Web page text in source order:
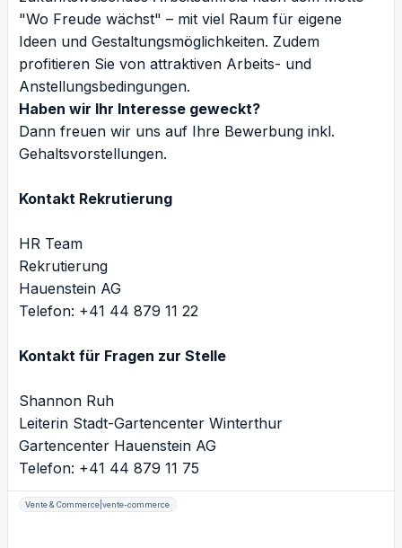
"Wo Freude wächst" – mit viel Raum für eigene
Ideen und Gestaltungsmöglichkeiten. Zudem
profitieren Sie von attraktiven Arbeits- und
Anstellungsbedingungen.
Haben wir Ihr Interesse geweckt?
Dann freuen wir uns auf Ihre Bewerbung inkl.
Gehaltsvorstellungen.
Kontakt Rekrutierung
HR Team
Rekrutierung
Hauenstein AG
Telefon: +41 44 879 11 22
Kontakt für Fragen zur Stelle
Shannon Ruh
Leiterin Stadt-Gartencenter Winterthur
Gartencenter Hauenstein AG
Telefon: +41 44 879 11 75
Vente & Commerce|vente-commerce